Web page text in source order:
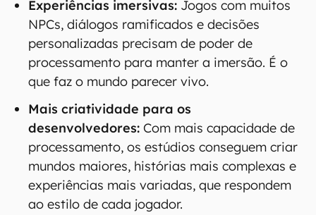
Experiências imersivas: Jogos com muitos
NPCs, diálogos ramificados e decisões
personalizadas precisam de poder de
processamento para manter a imersão. É o
que faz o mundo parecer vivo.
Mais criatividade para os
desenvolvedores: Com mais capacidade de
processamento, os estúdios conseguem criar
mundos maiores, histórias mais complexas e
experiências mais variadas, que respondem
ao estilo de cada jogador.